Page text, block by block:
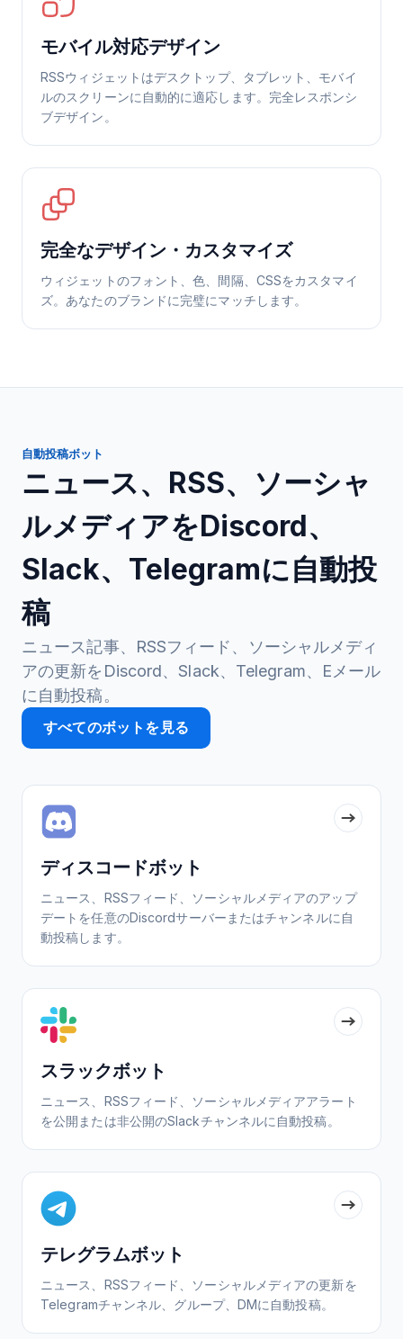
モバイル対応デザイン
RSSウィジェットはデスクトップ、タブレット、モバイ
ルのスクリーンに自動的に適応します。完全レスポンシ
ブデザイン。
完全なデザイン・カスタマイズ
ウィジェットのフォント、色、間隔、CSSをカスタマイ
ズ。あなたのブランドに完璧にマッチします。
自動投稿ボット
ニュース、RSS、ソーシャ
ルメディアをDiscord、
Slack、Telegramに自動投
稿
ニュース記事、RSSフィード、ソーシャルメディ
アの更新をDiscord、Slack、Telegram、Eメール
に自動投稿。
すべてのボットを見る
ディスコードボット
ニュース、RSSフィード、ソーシャルメディアのアップ
デートを任意のDiscordサーバーまたはチャンネルに自
動投稿します。
スラックボット
ニュース、RSSフィード、ソーシャルメディアアラート
を公開または非公開のSlackチャンネルに自動投稿。
テレグラムボット
ニュース、RSSフィード、ソーシャルメディアの更新を
Telegramチャンネル、グループ、DMに自動投稿。